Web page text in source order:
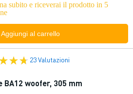
subito e riceverai il prodotto in 5
Aggiungi al carrello
23 Valutazioni
BA12 woofer, 305 mm